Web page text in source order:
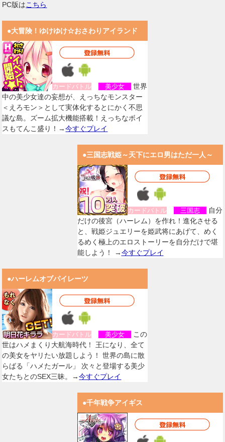
PC版はこちら
●大冒険！ゆけゆけ☆おさわりアイランド
カードバトル 美少女
世界
中の美少女達の妄想が、えっちなモンスター
＜えろモン＞として実体化するとにかく不思
議な島。ズーム拡大機能搭載！えっちなボイ
スもてんこ盛り！→今すぐプレイ
●三国志戦姫～天下にエロ男はただ一人～
カードバトル 三国志
自分
だけの後宮（ハーレム）を作れ！進化させる
と、戦姫ジュエリーを姫武将にあげて、めく
るめく極上のエロストーリーを自分だけで堪
能しよう！ →今すぐプレイ
●ハーレムオブパイレーツ
カードバトル 美少女
この
世はハメまくり大航海時代！ 王になり、全て
の美女をヤリたい放題しよう！ 世界の島に散
らばる「ハメたガール」 次々と登場する美少
女たちとのSEX三昧。→今すぐプレイ
●千年戦争アイギス